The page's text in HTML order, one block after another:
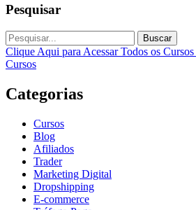
Pesquisar
Buscar
Clique Aqui para Acessar Todos os Cursos
Cursos
Categorias
Cursos
Blog
Afiliados
Trader
Marketing Digital
Dropshipping
E-commerce